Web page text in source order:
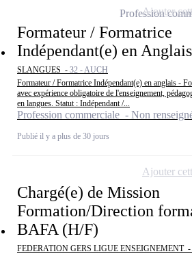
Formateur / Formatrice
Indépendant(e) en
SLANGUES - 32 - AUCH
Formateur / Formatrice Indépendant(e) en anglais -
avec expérience obligatoire de l'enseignement,
en langues. Statut : Indépendant /...
Profession commerciale - Non
Publié il y a plus de 30 jours
Profession
Ajouter
Chargé(e) de Mission
Formation/Direction
BAFA (H/F)
FEDERATION GERS LIGUE ENSEIGNEMENT -
Ajouter